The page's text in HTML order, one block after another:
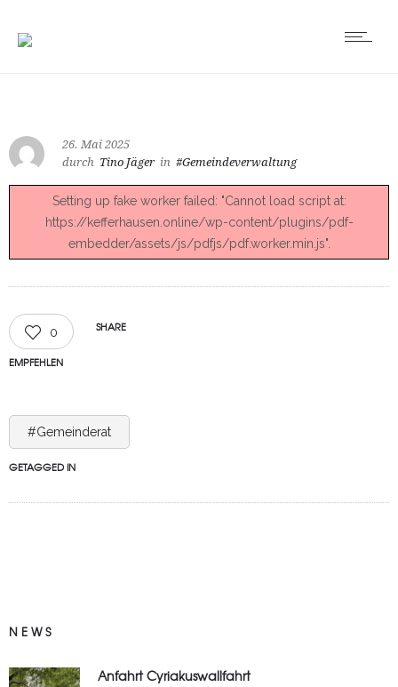
26. Mai 2025
durch Tino Jäger in #Gemeindeverwaltung
Setting up fake worker failed: "Cannot load script at:
https://kefferhausen.online/wp-content/plugins/pdf-
embedder/assets/js/pdfjs/pdf.worker.min.js".
0
EMPFEHLEN
SHARE
#Gemeinderat
GETAGGED IN
NEWS
Anfahrt Cyriakuswallfahrt